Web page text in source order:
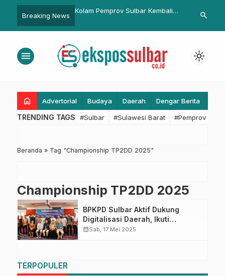
Breaking News
di PEKPPP Tahun
Kolam Pemprov Sulbar Kembali
Rampung Jelang Pergantian
Sinergi
Pengelolaan
search
menu light_mode
home Advertorial Budaya Daerah Dengar Berita
TRENDING TAGS #Sulbar #Sulawesi Barat #Pemprov
Beranda » Tag "Championship TP2DD 2025"
Championship TP2DD 2025
BPKPD Sulbar Aktif Dukung
Digitalisasi Daerah, Ikuti
Pembekalan Championship
calendar_monthSab, 17 Mei 2025
TERPOPULER